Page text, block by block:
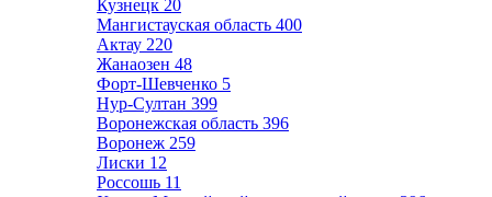
Кузнецк 20
Мангистауская область 400
Актау 220
Жанаозен 48
Форт-Шевченко 5
Нур-Султан 399
Воронежская область 396
Воронеж 259
Лиски 12
Россошь 11